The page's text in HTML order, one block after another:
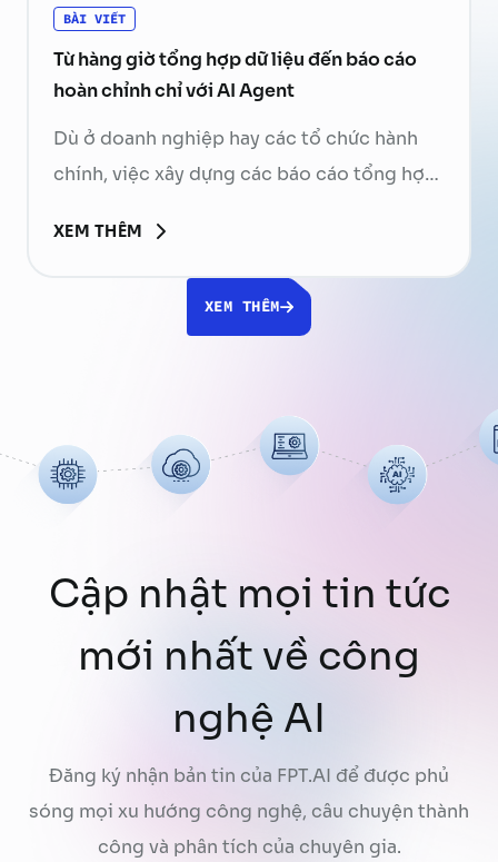
BÀI VIẾT
Từ hàng giờ tổng hợp dữ liệu đến báo cáo
hoàn chỉnh chỉ với AI Agent
Dù ở doanh nghiệp hay các tổ chức hành
chính, việc xây dựng các báo cáo tổng hợp
hoạt động vận hành. Nhân viên phải mở
hàng chục file Excel, Word, PDF, tìm kiếm
thông tin, đối chiếu số liệu, tổng hợp nội
XEM THÊM
XEM THÊM
Cập nhật mọi tin tức
mới nhất về công
nghệ AI
Đăng ký nhận bản tin của FPT.AI để được phủ
sóng mọi xu hướng công nghệ, câu chuyện thành
công và phân tích của chuyên gia.